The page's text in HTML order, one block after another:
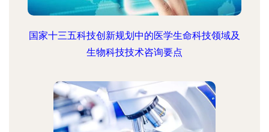
国家十三五科技创新规划中的医学生命科技领域及
生物科技技术咨询要点